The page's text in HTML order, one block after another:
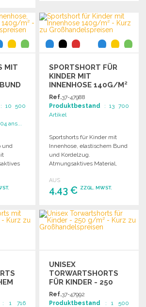
Angebot anfordern
MIT
: 10 500
ans...
und
SPORTSHORT FÜR
KINDER MIT
INNENHOSE 140G/M²
Ref.37-47988
Produktbestand : 13 700
Artikel
Sportshorts für Kinder mit
Innenhose, elastischem Bund
und Kordelzug.
Atmungsaktives Material,
trocknen.
AUS
4,43 € ZZGL. MWST.
BESTELLEN
Angebot anfordern
: 1 716
UNISEX
TORWARTSHORTS
FÜR KINDER - 250
G/M²
Ref.37-47992
Produktbestand : 1 500